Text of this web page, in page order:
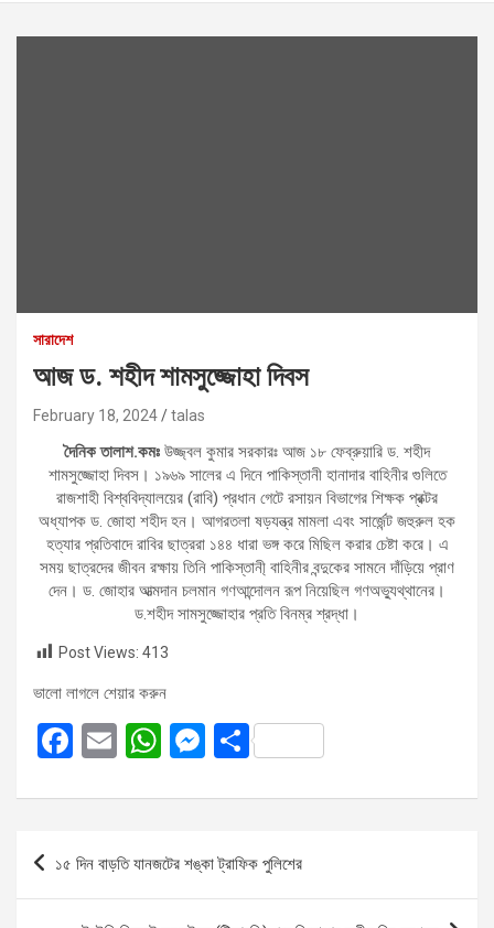
সারাদেশ
আজ ড. শহীদ শামসুজ্জোহা দিবস
February 18, 2024 talas
দৈনিক তালাশ.কমঃ উজ্জ্বল কুমার সরকারঃ আজ ১৮ ফেব্রুয়ারি ড. শহীদ
শামসুজ্জোহা দিবস। ১৯৬৯ সালের এ দিনে পাকিস্তানী হানাদার বাহিনীর গুলিতে
রাজশাহী বিশ্ববিদ্যালয়ের (রাবি) প্রধান গেটে রসায়ন বিভাগের শিক্ষক প্রক্টর
অধ্যাপক ড. জোহা শহীদ হন। আগরতলা ষড়যন্ত্র মামলা এবং সার্জেন্ট জহুরুল হক
হত্যার প্রতিবাদে রাবির ছাত্ররা ১৪৪ ধারা ভঙ্গ করে মিছিল করার চেষ্টা করে। এ
সময় ছাত্রদের জীবন রক্ষায় তিনি পাকিস্তানী্ বাহিনীর বন্দুকের সামনে দাঁড়িয়ে প্রাণ
দেন। ড. জোহার আত্মদান চলমান গণআন্দোলন রূপ নিয়েছিল গণঅভ্যুথ্থানের।
ড.শহীদ সামসুজ্জোহার প্রতি বিনম্র শ্রদ্ধা।
Post Views: 413
ভালো লাগলে শেয়ার করুন
F
ce
b
o
o
E
ail
W
at
s
A
p
M
se
n
g
er
S
ar
Post
navigation
১৫ দিন বাড়তি যানজটের শঙ্কা ট্রাফিক পুলিশের